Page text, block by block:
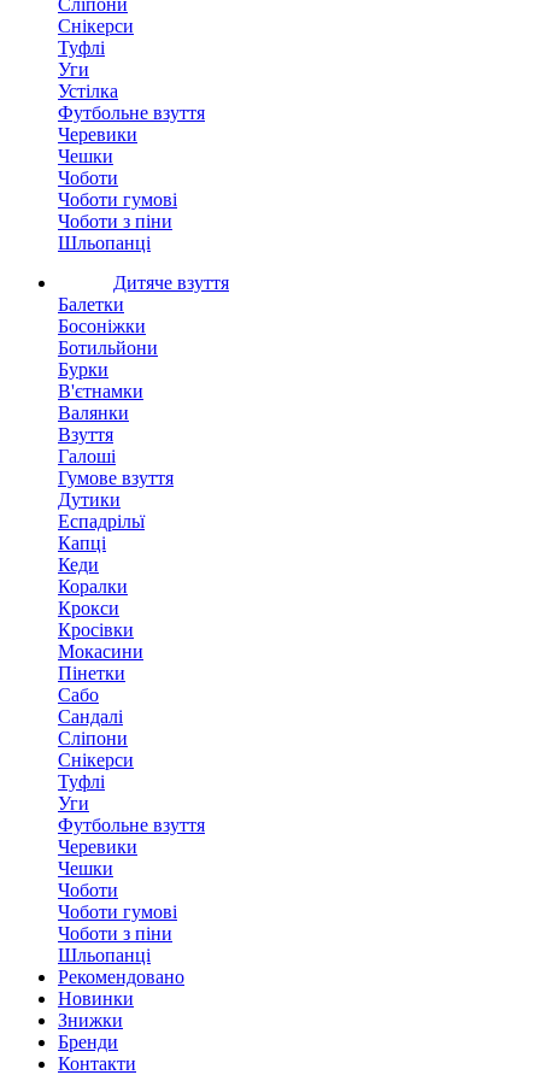
Сліпони
Снікерси
Туфлі
Уги
Устілка
Футбольне взуття
Черевики
Чешки
Чоботи
Чоботи гумові
Чоботи з піни
Шльопанці
Дитяче взуття
Балетки
Босоніжки
Ботильйони
Бурки
В'єтнамки
Валянки
Взуття
Галоші
Гумове взуття
Дутики
Еспадрільї
Капці
Кеди
Коралки
Крокси
Кросівки
Мокасини
Пінетки
Сабо
Сандалі
Сліпони
Снікерси
Туфлі
Уги
Футбольне взуття
Черевики
Чешки
Чоботи
Чоботи гумові
Чоботи з піни
Шльопанці
Рекомендовано
Новинки
Знижки
Бренди
Контакти